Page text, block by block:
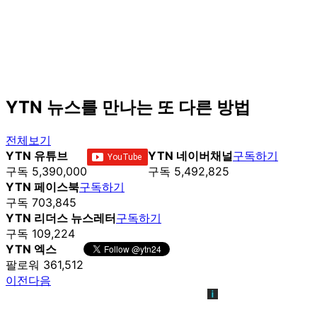
YTN 뉴스를 만나는 또 다른 방법
전체보기
YTN 유튜브
구독 5,390,000
YTN 네이버채널
구독 5,492,825
구독하기
YTN 페이스북
구독 703,845
구독하기
YTN 리더스 뉴스레터
구독 109,224
구독하기
YTN 엑스
팔로워 361,512
이전다음